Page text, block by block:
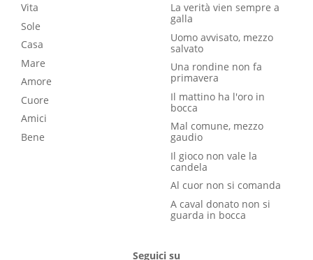
Vita
Sole
Casa
Mare
Amore
Cuore
Amici
Bene
La verità vien sempre a
galla
Uomo avvisato, mezzo
salvato
Una rondine non fa
primavera
Il mattino ha l'oro in
bocca
Mal comune, mezzo
gaudio
Il gioco non vale la
candela
Al cuor non si comanda
A caval donato non si
guarda in bocca
Seguici su